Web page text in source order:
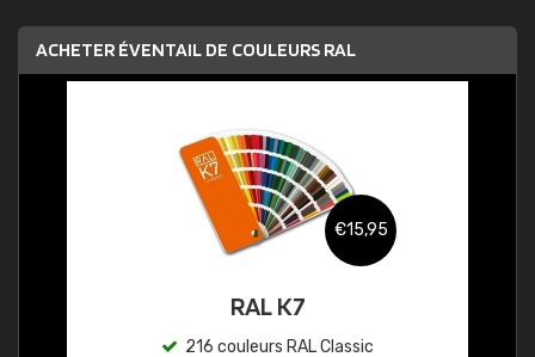
ACHETER ÉVENTAIL DE COULEURS RAL
€15,95
RAL K7
216 couleurs RAL Classic